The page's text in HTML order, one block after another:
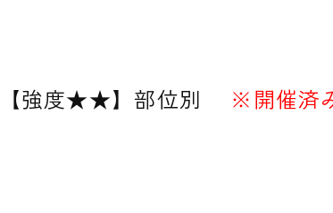
強度★★】部位別 ※開催済